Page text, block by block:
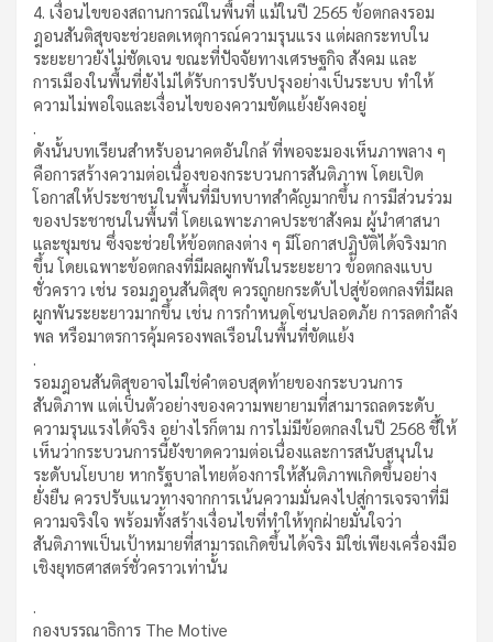
4. เงื่อนไขของสถานการณ์ในพื้นที่ แม้ในปี 2565 ข้อตกลงรอม
ฎอนสันติสุขจะช่วยลดเหตุการณ์ความรุนแรง แต่ผลกระทบใน
ระยะยาวยังไม่ชัดเจน ขณะที่ปัจจัยทางเศรษฐกิจ สังคม และ
การเมืองในพื้นที่ยังไม่ได้รับการปรับปรุงอย่างเป็นระบบ ทำให้
ความไม่พอใจและเงื่อนไขของความขัดแย้งยังคงอยู่
.
ดังนั้นบทเรียนสำหรับอนาคตอันใกล้ ที่พอจะมองเห็นภาพลาง ๆ
คือการสร้างความต่อเนื่องของกระบวนการสันติภาพ โดยเปิด
โอกาสให้ประชาชนในพื้นที่มีบทบาทสำคัญมากขึ้น การมีส่วนร่วม
ของประชาชนในพื้นที่ โดยเฉพาะภาคประชาสังคม ผู้นำศาสนา
และชุมชน ซึ่งจะช่วยให้ข้อตกลงต่าง ๆ มีโอกาสปฏิบัติได้จริงมาก
ขึ้น โดยเฉพาะข้อตกลงที่มีผลผูกพันในระยะยาว ข้อตกลงแบบ
ชั่วคราว เช่น รอมฎอนสันติสุข ควรถูกยกระดับไปสู่ข้อตกลงที่มีผล
ผูกพันระยะยาวมากขึ้น เช่น การกำหนดโซนปลอดภัย การลดกำลัง
พล หรือมาตรการคุ้มครองพลเรือนในพื้นที่ขัดแย้ง
.
รอมฎอนสันติสุขอาจไม่ใช่คำตอบสุดท้ายของกระบวนการ
สันติภาพ แต่เป็นตัวอย่างของความพยายามที่สามารถลดระดับ
ความรุนแรงได้จริง อย่างไรก็ตาม การไม่มีข้อตกลงในปี 2568 ชี้ให้
เห็นว่ากระบวนการนี้ยังขาดความต่อเนื่องและการสนับสนุนใน
ระดับนโยบาย หากรัฐบาลไทยต้องการให้สันติภาพเกิดขึ้นอย่าง
ยั่งยืน ควรปรับแนวทางจากการเน้นความมั่นคงไปสู่การเจรจาที่มี
ความจริงใจ พร้อมทั้งสร้างเงื่อนไขที่ทำให้ทุกฝ่ายมั่นใจว่า
สันติภาพเป็นเป้าหมายที่สามารถเกิดขึ้นได้จริง มิใช่เพียงเครื่องมือ
เชิงยุทธศาสตร์ชั่วคราวเท่านั้น
.
กองบรรณาธิการ The Motive